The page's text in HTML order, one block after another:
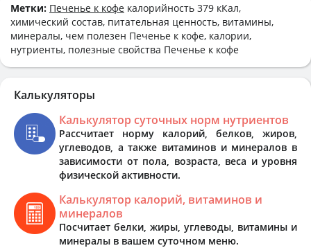
Метки: Печенье к кофе калорийность 379 кКал,
химический состав, питательная ценность, витамины,
минералы, чем полезен Печенье к кофе, калории,
нутриенты, полезные свойства Печенье к кофе
Калькуляторы
Калькулятор суточных норм нутриентов
Рассчитает норму калорий, белков, жиров,
углеводов, а также витаминов и минералов в
зависимости от пола, возраста, веса и уровня
физической активности.
Калькулятор калорий, витаминов и
минералов
Посчитает белки, жиры, углеводы, витамины и
минералы в вашем суточном меню.